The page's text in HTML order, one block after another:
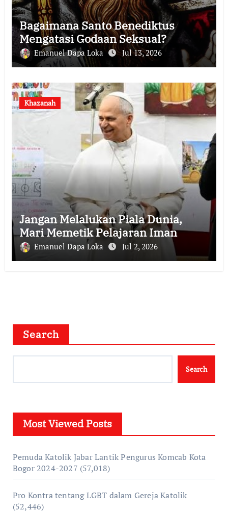
Bagaimana Santo Benediktus
Mengatasi Godaan Seksual?
Emanuel Dapa Loka Jul 13, 2026
Khazanah
Jangan Melalukan Piala Dunia,
Mari Memetik Pelajaran Iman
Emanuel Dapa Loka Jul 2, 2026
Search
Search
Most Viewed Posts
Pemuda Katolik Jabar Lantik Pengurus Komcab Kota
Bogor 2024-2027 (57,018)
Pro Kontra tentang LGBT dalam Gereja Katolik
(52,446)